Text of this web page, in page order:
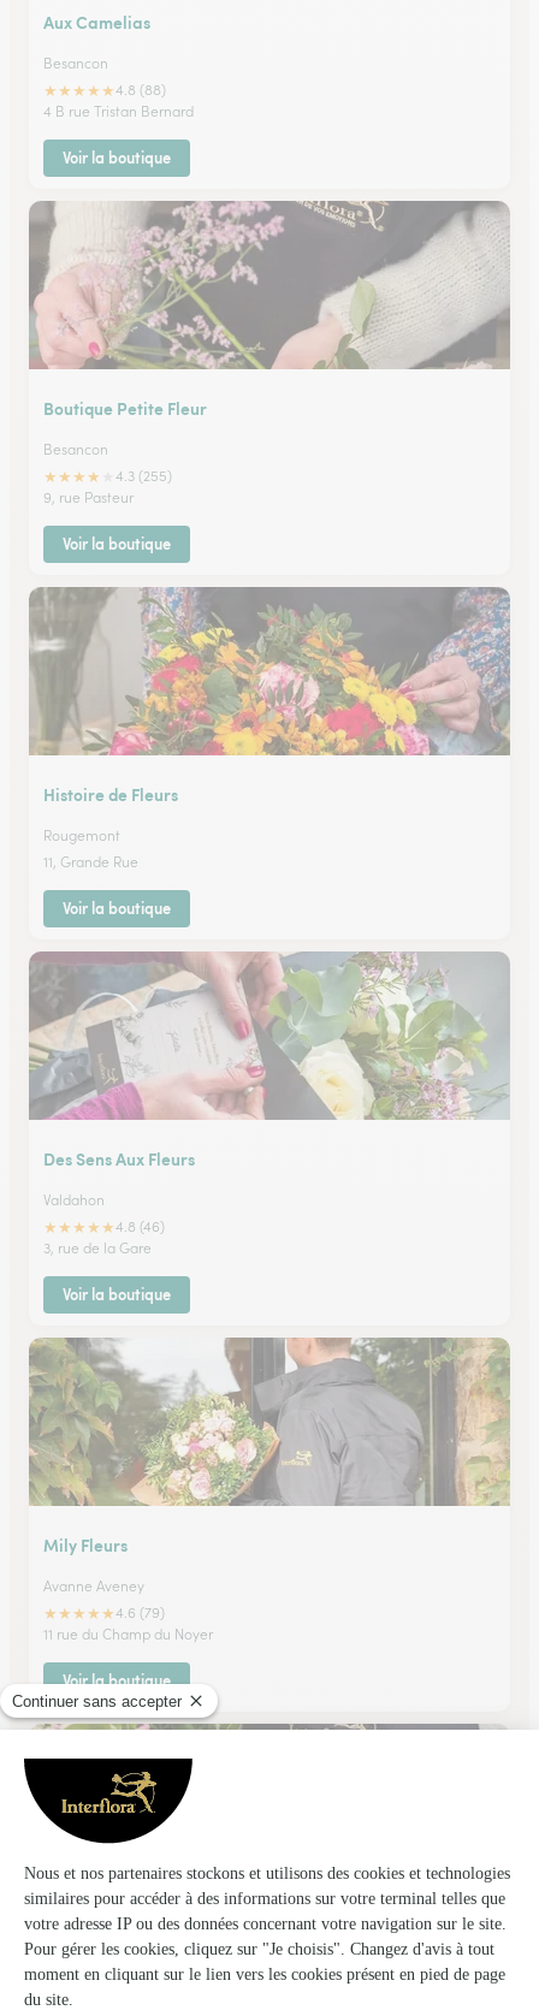
Aux Camelias
Besancon
★★★★★4.8 (88)
4 B rue Tristan Bernard
Voir la boutique
Boutique Petite Fleur
Besancon
★★★★
4.3 (255)
9, rue Pasteur
Voir la boutique
Histoire de Fleurs
Rougemont
11, Grande Rue
Voir la boutique
Des Sens Aux Fleurs
Valdahon
★★★★★4.8 (46)
3, rue de la Gare
Voir la boutique
Mily Fleurs
Avanne Aveney
★★★★★4.6 (79)
11 rue du Champ du Noyer
Voir la boutique
Fleur Fmr
Villersexel
★★